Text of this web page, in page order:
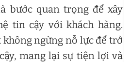
bước quan trọng để xây
tin cậy với khách hàng.
không ngừng nỗ lực để trở
mang lại sự tiện lợi và